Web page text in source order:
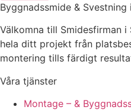
Byggnadssmide &
Välkomna till Smidesfirman
hela ditt projekt från
montering tills färdigt
Våra tjänster
Montage – &